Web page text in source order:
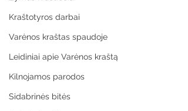
Kraštotyros darbai
Varėnos kraštas spaudoje
Leidiniai apie Varėnos kraštą
Kilnojamos parodos
Sidabrinės bitės